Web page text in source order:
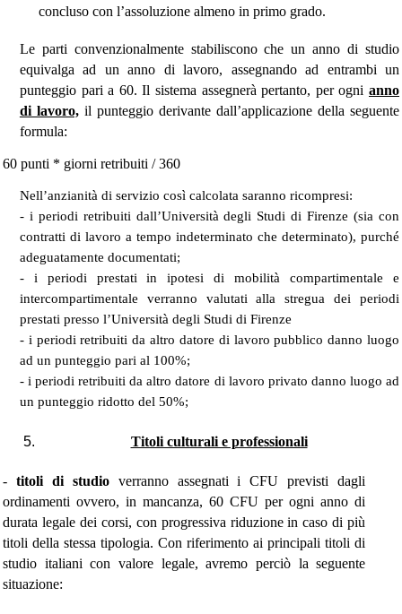
concluso con l’assoluzione almeno in primo grado.
Le parti convenzionalmente stabiliscono che un anno di studio
equivalga ad un anno di lavoro, assegnando ad entrambi un
punteggio pari a 60. Il sistema assegnerà pertanto, per ogni anno
di lavoro,il punteggio derivante dall’applicazione della seguente
formula:
60 punti * giorni retribuiti / 360
Nell’anzianità di servizio così calcolata saranno ricompresi:
- i periodi retribuiti dall’Università degli Studi di Firenze (sia con
contratti di lavoro a tempo indeterminato che determinato), purché
adeguatamente documentati;
- i periodi prestati in ipotesi di mobilità compartimentale e
intercompartimentale verranno valutati alla stregua dei periodi
prestati presso l’Università degli Studi di Firenze
- i periodi retribuiti da altro datore di lavoro pubblico danno luogo
ad un punteggio pari al 100%;
- i periodi retribuiti da altro datore di lavoro privato danno luogo ad
un punteggio ridotto del 50%;
Titoli culturali e professionali
- titoli di studioverranno assegnati i CFU previsti dagli
ordinamenti ovvero, in mancanza, 60 CFU per ogni anno di
durata legale dei corsi, con progressiva riduzione in caso di più
titoli della stessa tipologia. Con riferimento ai principali titoli di
studio italiani con valore legale, avremo perciò la seguente
situazione: